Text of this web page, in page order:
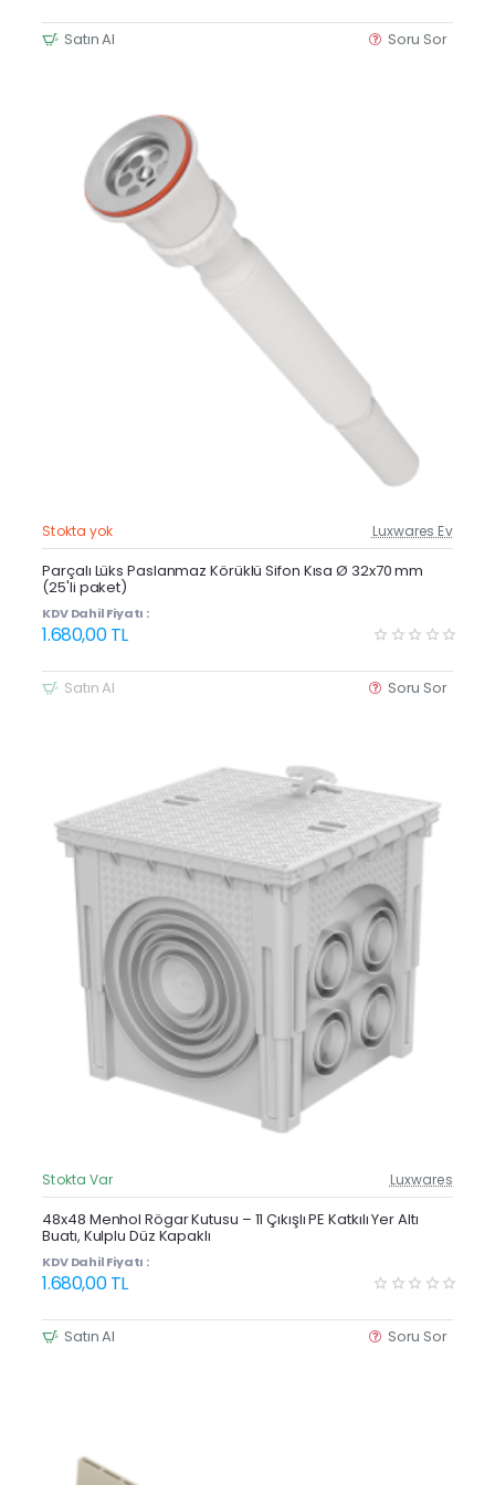
Satın Al Soru Sor
Güncel Fiyat
Yeni Ürün
Stokta yok Luxwares Ev
Parçalı Lüks Paslanmaz Körüklü Sifon Kısa Ø 32x70 mm
(25'li paket)
KDV Dahil Fiyatı :
1.680,00 TL
Satın Al Soru Sor
Güncel Fiyat
Yeni Ürün
Stokta Var Luxwares
48x48 Menhol Rögar Kutusu – 11 Çıkışlı PE Katkılı Yer Altı
Buatı, Kulplu Düz Kapaklı
KDV Dahil Fiyatı :
1.680,00 TL
Satın Al Soru Sor